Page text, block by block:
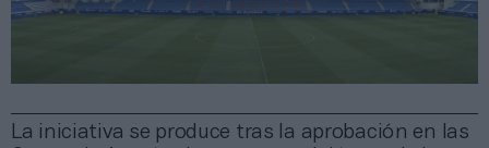
La iniciativa se produce tras la aprobación en las